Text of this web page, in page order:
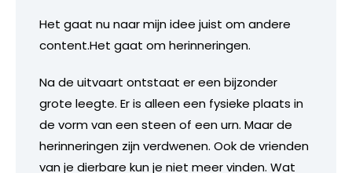
Het gaat nu naar mijn idee juist om andere
content.Het gaat om herinneringen.
Na de uitvaart ontstaat er een bijzonder
grote leegte. Er is alleen een fysieke plaats in
de vorm van een steen of een urn. Maar de
herinneringen zijn verdwenen. Ook de vrienden
van je dierbare kun je niet meer vinden. Wat